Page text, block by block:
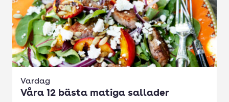
Vardag
Våra 12 bästa matiga sallader